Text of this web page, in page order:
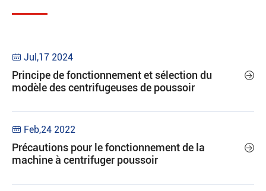
 Jul,17 2024
Principe de fonctionnement et sélection du
modèle des centrifugeuses de poussoir

 Feb,24 2022
Précautions pour le fonctionnement de la
machine à centrifuger poussoir
